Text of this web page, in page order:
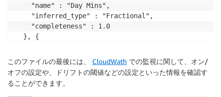
    "name" : "Day Mins",
    "inferred_type" : "Fractional",
    "completeness" : 1.0
  }, {
    "inferred_type" : "Integral",
    "completeness" : 1.0
このファイルの最後には、 CloudWath での監視に関して、オン/
オフの設定や、ドリフトの閾値などの設定といった情報を確認す
ることができます。